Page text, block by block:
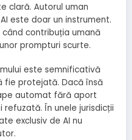
clară. Autorul uman
este doar un instrument.
contribuția umană
prompturi scurte.
este semnificativă
fie protejată. Dacă însă
automat fără aport
În unele jurisdicții
exclusiv de AI nu